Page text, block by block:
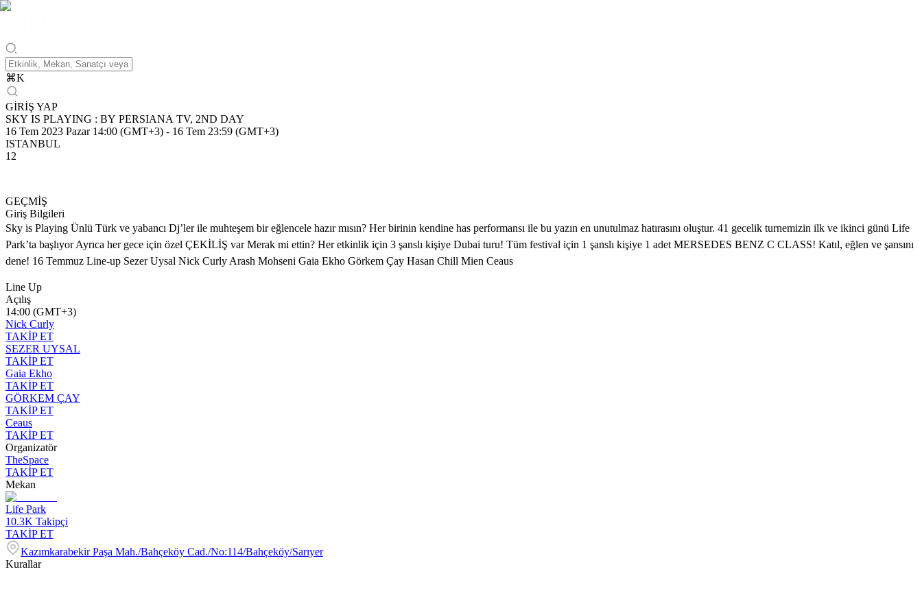
⌘K
GİRİŞ YAP
SKY IS PLAYING : BY PERSIANA TV, 2ND DAY
16 Tem 2023 Pazar 14:00 (GMT+3) - 16 Tem 23:59 (GMT+3)
ISTANBUL
12
GEÇMİŞ
Giriş Bilgileri
Sky is Playing Ünlü Türk ve yabancı Dj’ler ile muhteşem bir eğlencele hazır mısın? Her birinin kendine has performansı ile bu yazın en unutulmaz hatırasını oluştur. 41 gecelik turnemizin ilk ve ikinci günü Life
Park’ta başlıyor Ayrıca her gece için özel ÇEKİLİŞ var Merak mi ettin? Her etkinlik için 3 şanslı kişiye Dubai turu! Tüm festival için 1 şanslı kişiye 1 adet MERSEDES BENZ C CLASS! Katıl, eğlen ve şansını
dene! 16 Temmuz Line-up Sezer Uysal Nick Curly Arash Mohseni Gaia Ekho Görkem Çay Hasan Chill Mien Ceaus
Line Up
Açılış
14:00 (GMT+3)
Nick Curly
TAKİP ET
SEZER UYSAL
TAKİP ET
Gaia Ekho
TAKİP ET
GÖRKEM ÇAY
TAKİP ET
Ceaus
TAKİP ET
Organizatör
TheSpace
TAKİP ET
Mekan
Life Park
10.3K Takipçi
TAKİP ET
Kazımkarabekir Paşa Mah./Bahçeköy Cad./No:114/Bahçeköy/Sarıyer
Kurallar